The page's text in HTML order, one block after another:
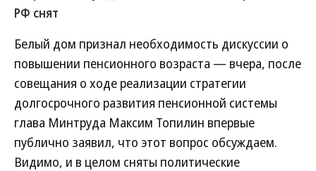
РФ снят
Белый дом признал необходимость дискуссии о
повышении пенсионного возраста — вчера, после
совещания о ходе реализации стратегии
долгосрочного развития пенсионной системы
глава Минтруда Максим Топилин впервые
публично заявил, что этот вопрос обсуждаем.
Видимо, и в целом сняты политические